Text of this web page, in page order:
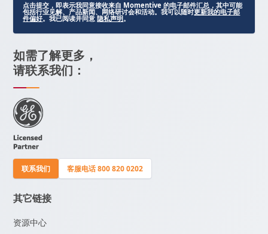
点击提交，即表示我同意接收来自 Momentive 的电子邮件汇总，其中可能
包括行业见解、产品新闻、网络研讨会和活动。我可以随时更新我的电子邮
件偏好。我已阅读并同意隐私声明。
如需了解更多，
请联系我们：
联系我们 客服电话 800 820 0202
其它链接
资源中心